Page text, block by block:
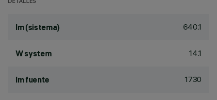
DETALLES
lm (sistema) 640.1
W system 14.1
lm fuente 1730